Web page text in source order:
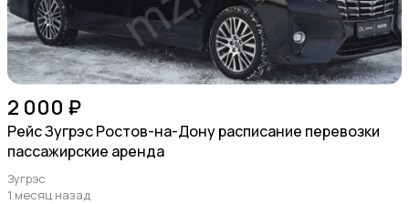
2 000 ₽
Рейс Зугрэс Ростов-на-Дону расписание перевозки
пассажирские аренда
Зугрэс
1 месяц назад